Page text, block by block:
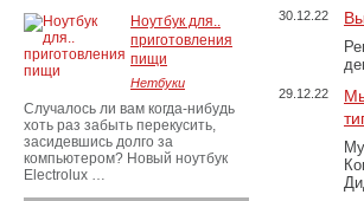
30.12.22
29.12.22
Ноутбук для..
приготовления
пищи
Нетбуки
Случалось ли вам когда-нибудь
хоть раз забыть перекусить,
засидевшись долго за
компьютером? Новый ноутбук
Electrolux …